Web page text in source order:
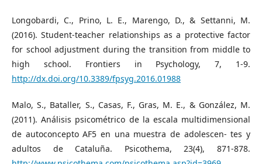
Longobardi, C., Prino, L. E., Marengo, D., & Settanni, M.
(2016). Student-teacher relationships as a protective factor
for school adjustment during the transition from middle to
high school. Frontiers in Psychology, 7, 1-9.
http://dx.doi.org/10.3389/fpsyg.2016.01988
Malo, S., Bataller, S., Casas, F., Gras, M. E., & González, M.
(2011). Análisis psicométrico de la escala multidimensional
de autoconcepto AF5 en una muestra de adolescen- tes y
adultos de Cataluña. Psicothema, 23(4), 871-878.